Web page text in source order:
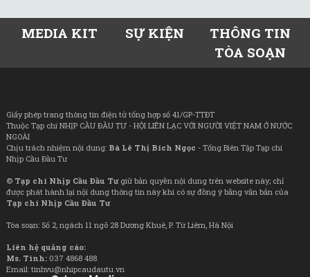
MEDIA KIT SỰ KIỆN
THÔNG TIN
TÒA SOẠN
Giấy phép trang thông tin điện tử tổng hợp số 41/GP-TTĐT
Thuộc Tạp chí NHỊP CẦU ĐẦU TƯ - HỘI LIÊN LẠC VỚI NGƯỜI VIỆT NAM Ở NƯỚC
NGOÀI
Chịu trách nhiệm nội dung: Bà Lê Thị Bích Ngọc - Tổng Biên Tập Tạp chí
Nhịp Cầu Đầu Tư
© Tạp chí Nhịp Cầu Đầu Tưgiữ bản quyền nội dung trên website này; chỉ
được phát hành lại nội dung thông tin này khi có sự đồng ý bằng văn bản của
Tạp chí Nhịp Cầu Đầu Tư
Tòa soạn: Số 2, ngách 11 ngõ 28 Dương Khuê, P. Từ Liêm, Hà Nội
Liên hệ quảng cáo:
Ms. Tình: 037 4868 488
Email: tinhvu@nhipcaudautu.vn